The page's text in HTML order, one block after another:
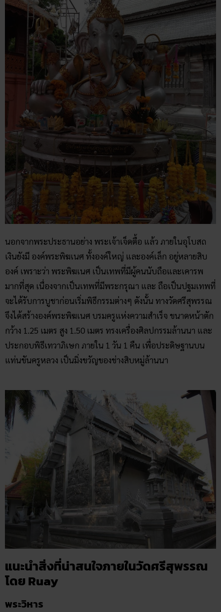
นอกจากพระประธานอย่าง พระเจ้าเจ็ดตื้อ แล้ว ภายในอุโบสถ
เงินยังมี องค์พระพิฆเนศ ทั้งองค์ใหญ่ และองค์เล็ก อยู่หลายสิบ
องค์ เพราะว่า พระพิฆเนศ เป็นเทพที่มีผู้คนนับถือและเคารพ
มากที่สุด เนื่องจากเป็นเทพที่มีพระกรุณา และ ถือเป็นปฐมเทพที่
จะได้รับการบูชาก่อนเริ่มพิธีกรรมต่างๆ ดังนั้น ทางวัดศรีสุพรรณ
จึงได้สร้างองค์พระพิฆเนศ บรมครูแห่งความสำเร็จ ขนาดหน้าตัก
กว้าง 1.25 เมตร สูง 1.50 เมตร ทรงเครื่องศิลปกรรมล้านนา และ
ประกอบพิธีเทวาภิเษก ภายใน 1 วัน 1 คืน เพื่อประดิษฐานบน
แท่นขันครูหลวง เป็นมิ่งขวัญของช่างสิบหมู่ล้านนา
แนะนำสิ่งที่น่าสนใจภายในวัดศรีสุพรรณ
โดย Ruay
พระวิหาร